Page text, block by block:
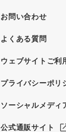
お問い合わせ
よくある質問
ウェブサイトご利
プライバシーポリ
ソーシャルメディ
公式通販サイト